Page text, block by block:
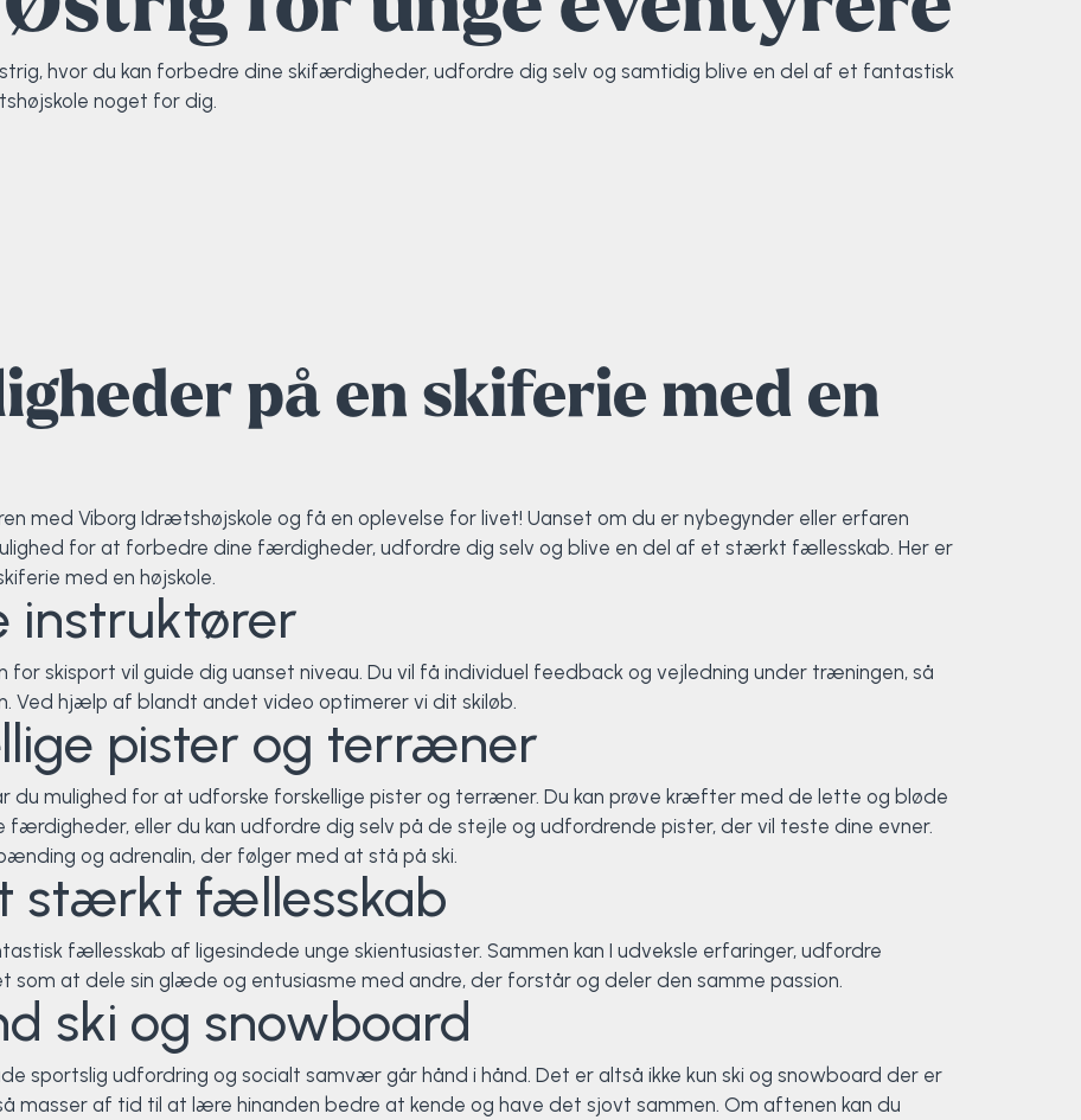
hvor du kan forbedre dine skifærdigheder, udfordre dig selv og samtidig blive en del af et fantastisk
noget for dig.
på en skiferie med en
med Viborg Idrætshøjskole og få en oplevelse for livet! Uanset om du er nybegynder eller erfaren
for at forbedre dine færdigheder, udfordre dig selv og blive en del af et stærkt fællesskab. Her er
med en højskole.
instruktører
skisport vil guide dig uanset niveau. Du vil få individuel feedback og vejledning under træningen, så
Ved hjælp af blandt andet video optimerer vi dit skiløb.
pister og terræner
du mulighed for at udforske forskellige pister og terræner. Du kan prøve kræfter med de lette og bløde
eller du kan udfordre dig selv på de stejle og udfordrende pister, der vil teste dine evner.
og adrenalin, der følger med at stå på ski.
stærkt fællesskab
fællesskab af ligesindede unge skientusiaster. Sammen kan I udveksle erfaringer, udfordre
som at dele sin glæde og entusiasme med andre, der forstår og deler den samme passion.
ski og snowboard
sportslig udfordring og socialt samvær går hånd i hånd. Det er altså ikke kun ski og snowboard der er
masser af tid til at lære hinanden bedre at kende og have det sjovt sammen. Om aftenen kan du